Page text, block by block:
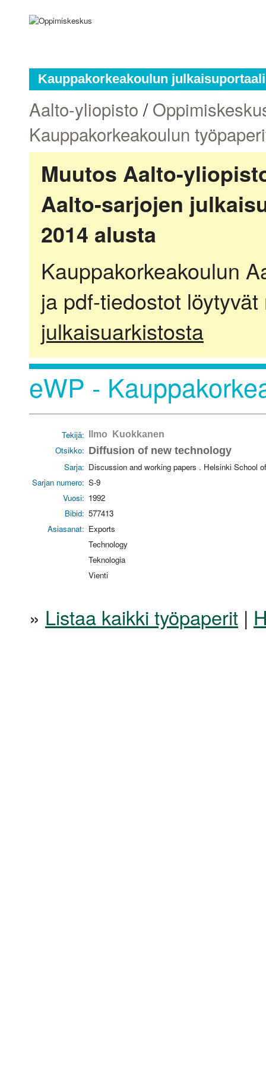
Kauppakorkeakoulun julkaisuportaali
Aalto-yliopisto /
Kauppakorkeakoulun
Muutos Aalto-
Aalto-sarjojen
2014 alusta
Kauppakorkeakoulun
ja pdf-tiedostot
julkaisuarkistosta
eWP -
Tekijä: Ilmo Kuokkanen
Otsikko: Diffusion of new technology
Sarja: Discussion and working papers . Helsinki School
Sarjan numero: S-9
Vuosi: 1992
Bibid: 577413
Asiasanat: Exports
Technology
Teknologia
Vienti
» Listaa kaikki työpaperit |